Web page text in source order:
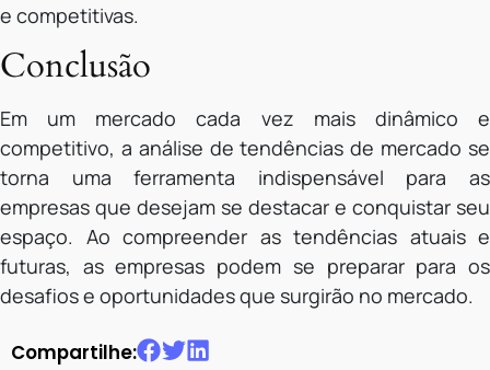
e competitivas.
Conclusão
Em um mercado cada vez mais dinâmico e
competitivo, a análise de tendências de mercado se
torna uma ferramenta indispensável para as
empresas que desejam se destacar e conquistar seu
espaço. Ao compreender as tendências atuais e
futuras, as empresas podem se preparar para os
desafios e oportunidades que surgirão no mercado.
Compartilhe: